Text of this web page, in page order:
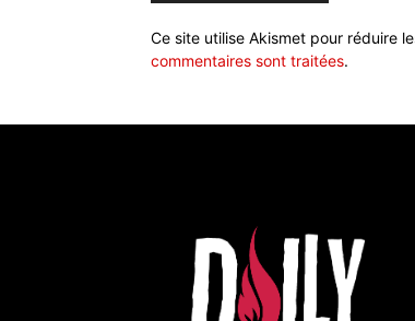
Ce site utilise Akismet pour réduire
commentaires sont traitées.